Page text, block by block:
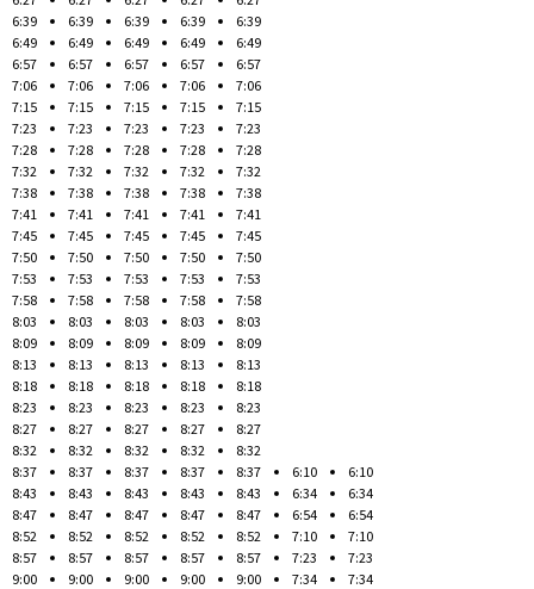
6:39
6:49
6:57
7:06
7:15
7:23
7:28
7:32
7:38
7:41
7:45
7:50
7:53
7:58
8:03
8:09
8:13
8:18
8:23
8:27
8:32
8:37
8:43
8:47
8:52
8:57
9:00
6:39
6:49
6:57
7:06
7:15
7:23
7:28
7:32
7:38
7:41
7:45
7:50
7:53
7:58
8:03
8:09
8:13
8:18
8:23
8:27
8:32
8:37
8:43
8:47
8:52
8:57
9:00
6:39
6:49
6:57
7:06
7:15
7:23
7:28
7:32
7:38
7:41
7:45
7:50
7:53
7:58
8:03
8:09
8:13
8:18
8:23
8:27
8:32
8:37
8:43
8:47
8:52
8:57
9:00
6:39
6:49
6:57
7:06
7:15
7:23
7:28
7:32
7:38
7:41
7:45
7:50
7:53
7:58
8:03
8:09
8:13
8:18
8:23
8:27
8:32
8:37
8:43
8:47
8:52
8:57
9:00
6:39
6:49
6:57
7:06
7:15
7:23
7:28
7:32
7:38
7:41
7:45
7:50
7:53
7:58
8:03
8:09
8:13
8:18
8:23
8:27
8:32
8:37
8:43
8:47
8:52
8:57
9:00
6:10
6:34
6:54
7:10
7:23
7:34
6:10
6:34
6:54
7:10
7:23
7:34